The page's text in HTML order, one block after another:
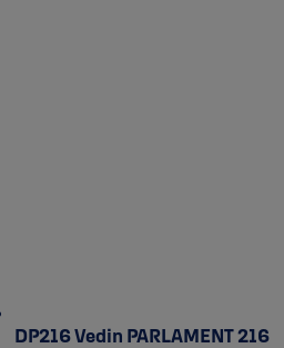
DP216 Vedin PARLAMENT 216